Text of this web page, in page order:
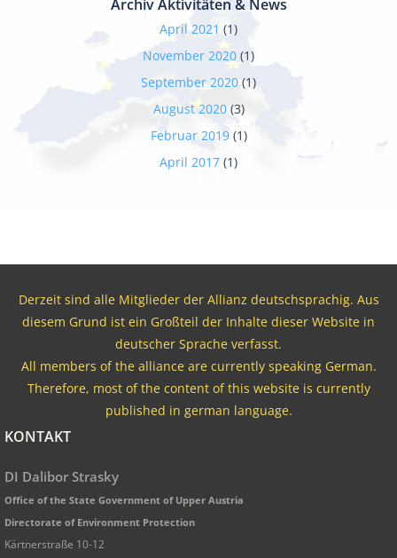
Archiv Aktivitäten & News
April 2021 (1)
November 2020 (1)
September 2020 (1)
August 2020(3)
Februar 2019(1)
April 2017 (1)
Derzeit sind alle Mitglieder der Allianz deutschsprachig. Aus
diesem Grund ist ein Großteil der Inhalte dieser Website in
deutscher Sprache verfasst.
All members of the alliance are currently speaking German.
Therefore, most of the content of this website is currently
published in german language.
KONTAKT
DI Dalibor Strasky
Office of the State Government of Upper Austria
Directorate of Environment Protection
Kärtnerstraße 10-12